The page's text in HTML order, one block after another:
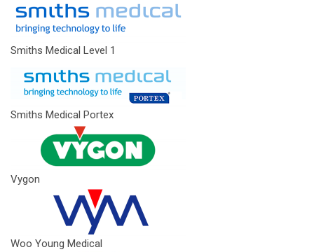
Smiths Medical Level 1
Smiths Medical Portex
Vygon
Woo Young Medical